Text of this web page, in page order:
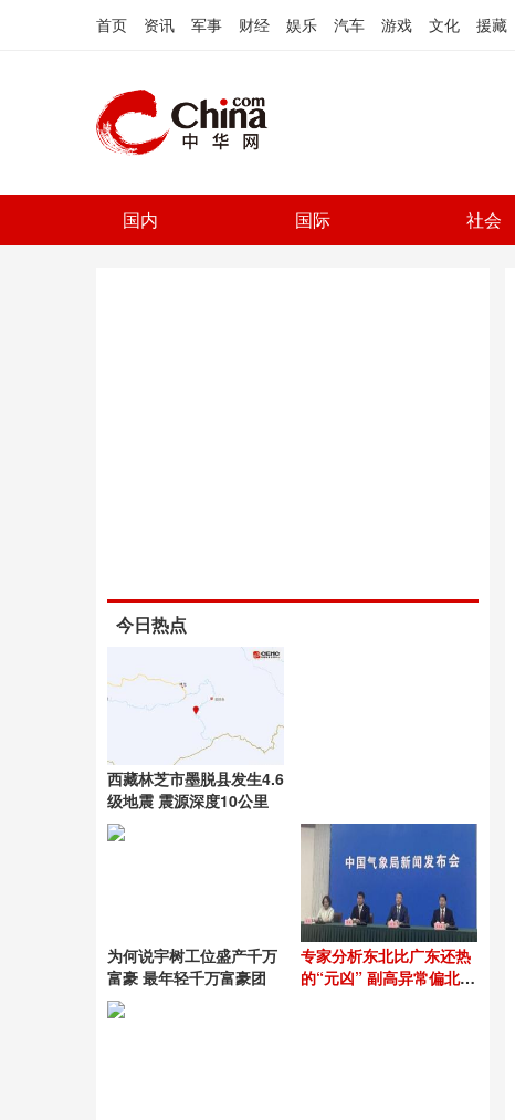
首页 资讯 军事 财经 娱乐 汽车 游戏 文化 援藏
国内 国际 社会
今日热点
西藏林芝市墨脱县发生4.6
级地震 震源深度10公里
为何说宇树工位盛产千万
富豪 最年轻千万富豪团
专家分析东北比广东还热
的“元凶” 副高异常偏北偏